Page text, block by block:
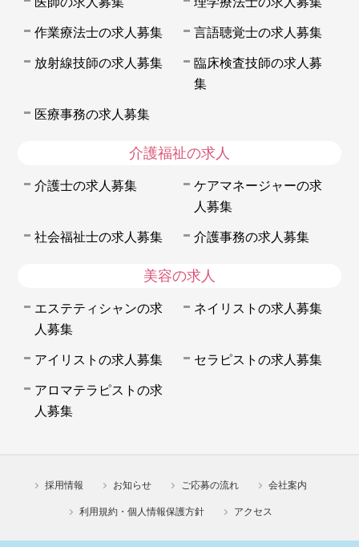
作業療法士の求人募集 言語聴覚士の求人募集
放射線技師の求人募集
臨床検査技師の求人募
集
医療事務の求人募集
介護福祉の求人
介護士の求人募集
ケアマネージャーの求
人募集
社会福祉士の求人募集 介護事務の求人募集
美容の求人
エステティシャンの求
人募集
ネイリストの求人募集
アイリストの求人募集 セラピストの求人募集
アロマテラピストの求
人募集
採用情報 お知らせ ご応募の流れ 会社案内
利用規約・個人情報保護方針 アクセス